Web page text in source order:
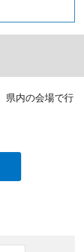
県内の会場で行